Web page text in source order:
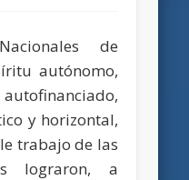
de
autónomo,
y horizontal,
trabajo de las
lograron, a